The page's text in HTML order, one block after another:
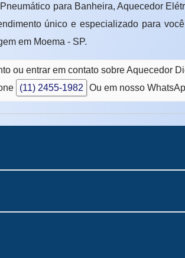
para Banheira, Aquecedor
único e especializado para
em Moema - SP.
ou entrar em contato sobre Aquecedor
(11) 2455-1982 Ou em nosso